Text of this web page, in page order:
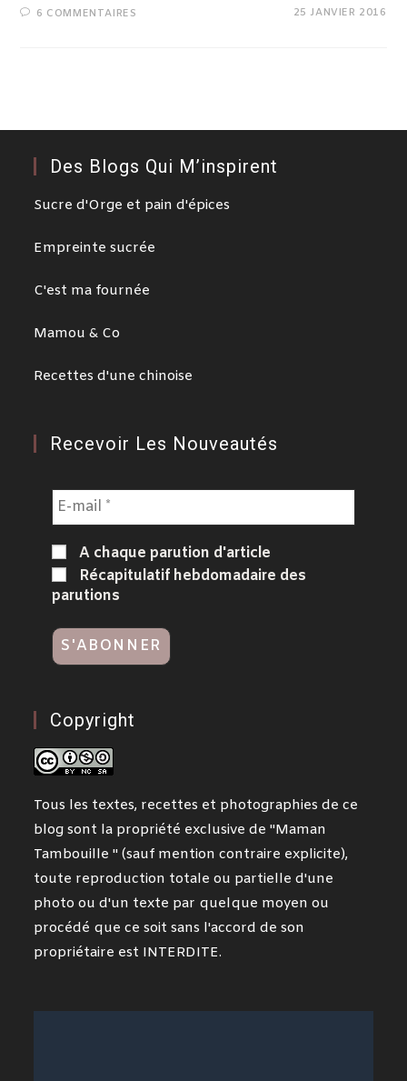
6 COMMENTAIRES 25 JANVIER 2016
Des Blogs Qui M’inspirent
Sucre d'Orge et pain d'épices
Empreinte sucrée
C'est ma fournée
Mamou & Co
Recettes d'une chinoise
Recevoir Les Nouveautés
A chaque parution d'article
Récapitulatif hebdomadaire des
parutions
Copyright
Tous les textes, recettes et photographies de ce
blog sont la propriété exclusive de "Maman
Tambouille " (sauf mention contraire explicite),
toute reproduction totale ou partielle d'une
photo ou d'un texte par quelque moyen ou
procédé que ce soit sans l'accord de son
propriétaire est INTERDITE.